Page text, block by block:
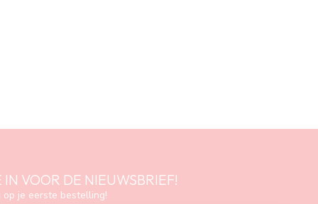
IN VOOR DE NIEUWSBRIEF!
op je eerste bestelling!